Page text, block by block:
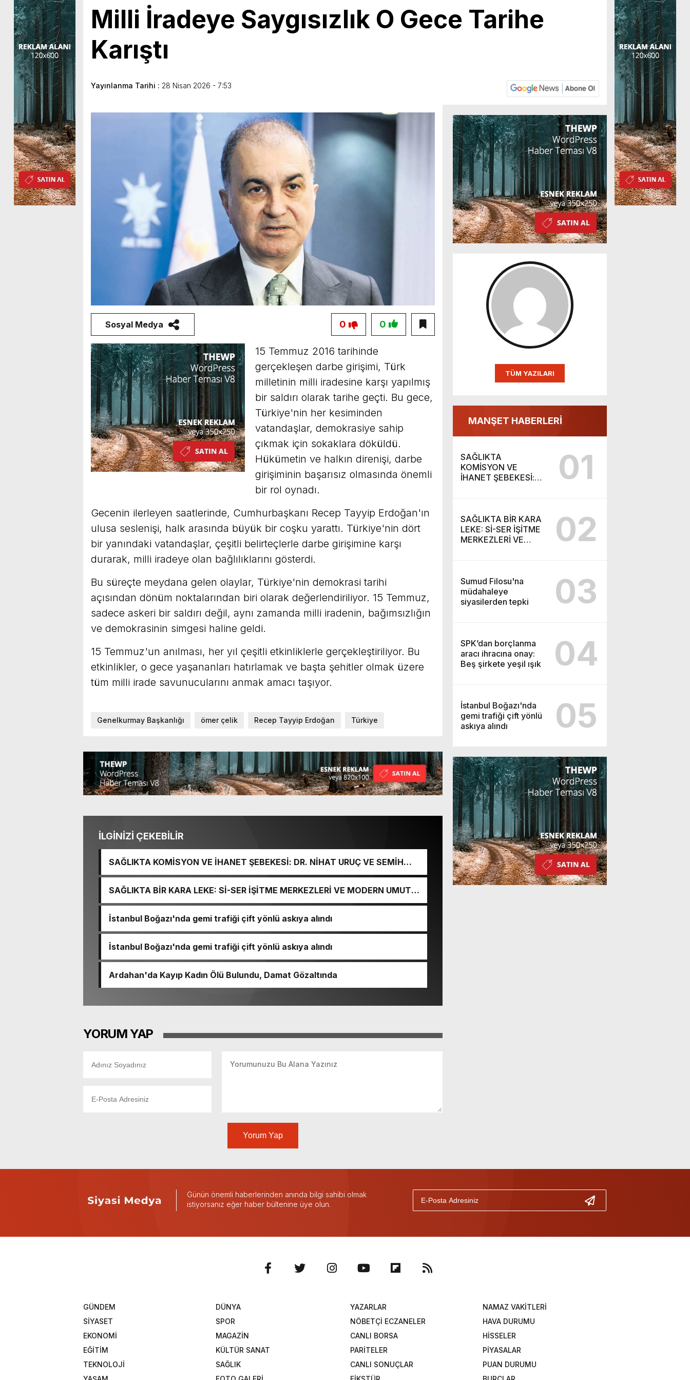
Milli İradeye Saygısızlık O Gece Tarihe
Karıştı
Yayınlanma Tarihi : 28 Nisan 2026 - 7:53
TÜM YAZILARI
MANŞET HABERLERİ
SAĞLIKTA
KOMİSYON VE
İHANET ŞEBEKESİ:
VURGUNU!
01
SAĞLIKTA BİR KARA
LEKE: Sİ-SER İŞİTME
MERKEZLERİ VE
02
Sumud Filosu'na
müdahaleye
siyasilerden tepki
03
SPK’dan borçlanma
aracı ihracına onay:
Beş şirkete yeşil ışık
04
İstanbul Boğazı'nda
gemi trafiği çift yönlü
askıya alındı
05
Sosyal Medya 0
0
15 Temmuz 2016 tarihinde
gerçekleşen darbe girişimi, Türk
milletinin milli iradesine karşı yapılmış
bir saldırı olarak tarihe geçti. Bu gece,
Türkiye'nin her kesiminden
vatandaşlar, demokrasiye sahip
çıkmak için sokaklara döküldü.
Hükümetin ve halkın direnişi, darbe
girişiminin başarısız olmasında önemli
bir rol oynadı.
Gecenin ilerleyen saatlerinde, Cumhurbaşkanı Recep Tayyip Erdoğan'ın
ulusa seslenişi, halk arasında büyük bir coşku yarattı. Türkiye'nin dört
bir yanındaki vatandaşlar, çeşitli belirteçlerle darbe girişimine karşı
durarak, milli iradeye olan bağlılıklarını gösterdi.
Bu süreçte meydana gelen olaylar, Türkiye'nin demokrasi tarihi
açısından dönüm noktalarından biri olarak değerlendiriliyor. 15 Temmuz,
sadece askeri bir saldırı değil, aynı zamanda milli iradenin, bağımsızlığın
ve demokrasinin simgesi haline geldi.
15 Temmuz'un anılması, her yıl çeşitli etkinliklerle gerçekleştiriliyor. Bu
etkinlikler, o gece yaşananları hatırlamak ve başta şehitler olmak üzere
tüm milli irade savunucularını anmak amacı taşıyor.
Genelkurmay Başkanlığı ömer çelik Recep Tayyip Erdoğan Türkiye
İLGİNİZİ ÇEKEBİLİR
SAĞLIKTA KOMİSYON VE İHANET ŞEBEKESİ: DR. NİHAT URUÇ VE SEMİH
İŞİTME MERKEZİ’NİN SGK VURGUNU!
SAĞLIKTA BİR KARA LEKE: Sİ-SER İŞİTME MERKEZLERİ VE MODERN UMUT
TACİRLİĞİ
İstanbul Boğazı'nda gemi trafiği çift yönlü askıya alındı
İstanbul Boğazı'nda gemi trafiği çift yönlü askıya alındı
Ardahan'da Kayıp Kadın Ölü Bulundu, Damat Gözaltında
YORUM YAP
Yorum Yap
Günün önemli haberlerinden anında bilgi sahibi olmak
istiyorsanız eğer haber bültenine üye olun.
GÜNDEM
DÜNYA
SİYASET
SPOR
EKONOMİ
MAGAZİN
EĞİTİM
KÜLTÜR SANAT
TEKNOLOJİ
SAĞLIK
YAZARLAR
NAMAZ VAKİTLERİ
NÖBETÇİ ECZANELER
HAVA DURUMU
CANLI BORSA
HİSSELER
PARİTELER
PİYASALAR
CANLI SONUÇLAR
PUAN DURUMU